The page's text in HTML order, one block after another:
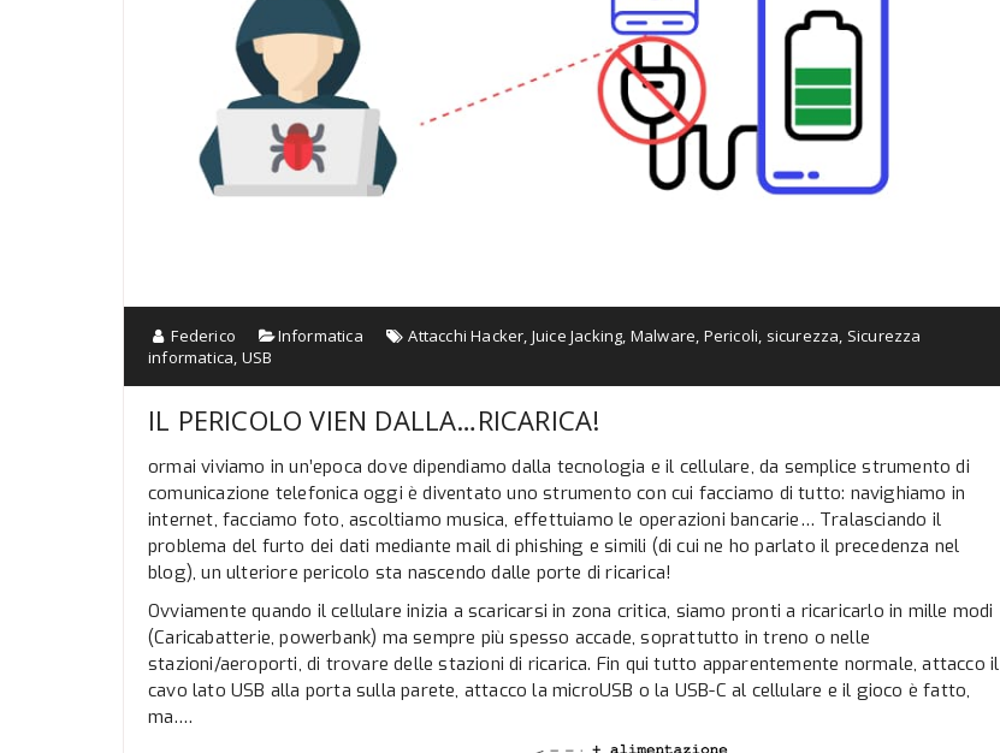
Federico Informatica Attacchi Hacker, Juice Jacking, Malware, Pericoli, sicurezza, Sicurezza
informatica, USB
IL PERICOLO VIEN DALLA…RICARICA!
ormai viviamo in un’epoca dove dipendiamo dalla tecnologia e il cellulare, da semplice strumento di
comunicazione telefonica oggi è diventato uno strumento con cui facciamo di tutto: navighiamo in
internet, facciamo foto, ascoltiamo musica, effettuiamo le operazioni bancarie… Tralasciando il
problema del furto dei dati mediante mail di phishing e simili (di cui ne ho parlato il precedenza nel
blog), un ulteriore pericolo sta nascendo dalle porte di ricarica!
Ovviamente quando il cellulare inizia a scaricarsi in zona critica, siamo pronti a ricaricarlo in mille modi
(Caricabatterie, powerbank) ma sempre più spesso accade, soprattutto in treno o nelle
stazioni/aeroporti, di trovare delle stazioni di ricarica. Fin qui tutto apparentemente normale, attacco il
cavo lato USB alla porta sulla parete, attacco la microUSB o la USB-C al cellulare e il gioco è fatto,
ma….